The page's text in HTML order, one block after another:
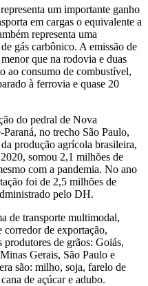
um importante ganho
em cargas o equivalente a
representa uma
gás carbônico. A emissão de
que na rodovia e duas
ao consumo de combustível,
à ferrovia e quase 20
do pedral de Nova
no trecho São Paulo,
produção agrícola brasileira,
somou 2,1 milhões de
com a pandemia. No ano
foi de 2,5 milhões de
pelo DH.
de transporte multimodal,
corredor de exportação,
produtores de grãos: Goiás,
Gerais, São Paulo e
são: milho, soja, farelo de
de açúcar e adubo.